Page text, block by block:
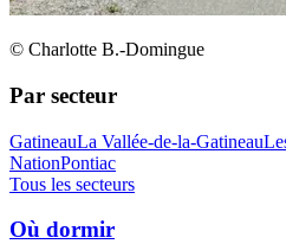
© Charlotte B.-Domingue
Par secteur
GatineauLa Vallée-de-la-Gatineau
NationPontiac
Tous les secteurs
Où dormir